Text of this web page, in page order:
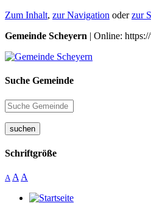
Zum Inhalt, zur Navigation oderzur
Gemeinde Scheyern | Online:
Suche Gemeinde
suchen
Schriftgröße
A A A